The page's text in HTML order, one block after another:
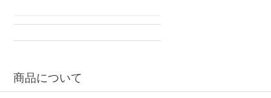
商品について